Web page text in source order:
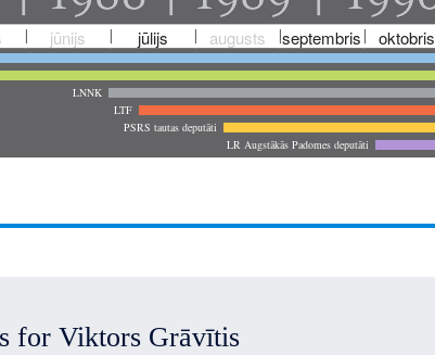
jūnijs jūlijs augusts septembris oktobris
LNNK
LTF
PSRS tautas deputāti
LR Augstākās Padomes deputāti
for Viktors Grāvītis